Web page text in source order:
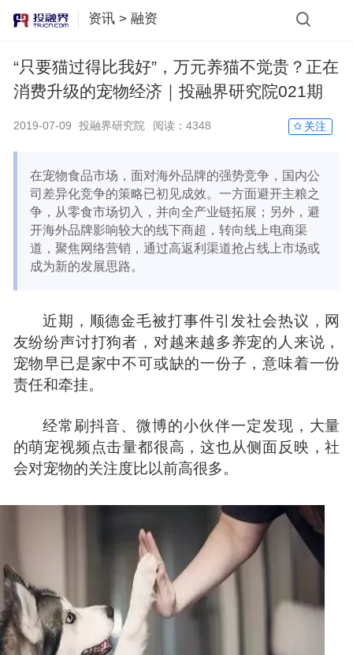
资讯> 融资
“只要猫过得比我好”，万元养猫不觉贵？正在
消费升级的宠物经济｜投融界研究院021期
2019-07-09 投融界研究院 阅读：4348 关注
在宠物食品市场，面对海外品牌的强势竞争，国内公
司差异化竞争的策略已初见成效。一方面避开主粮之
争，从零食市场切入，并向全产业链拓展；另外，避
开海外品牌影响较大的线下商超，转向线上电商渠
道，聚焦网络营销，通过高返利渠道抢占线上市场或
成为新的发展思路。
近期，顺德金毛被打事件引发社会热议，网
友纷纷声讨打狗者，对越来越多养宠的人来说，
宠物早已是家中不可或缺的一份子，意味着一份
责任和牵挂。
经常刷抖音、微博的小伙伴一定发现，大量
的萌宠视频点击量都很高，这也从侧面反映，社
会对宠物的关注度比以前高很多。